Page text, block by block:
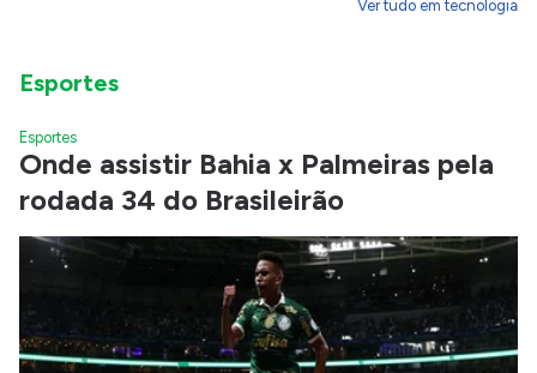
Ver tudo em tecnologia
Esportes
Esportes
Onde assistir Bahia x Palmeiras pela
rodada 34 do Brasileirão